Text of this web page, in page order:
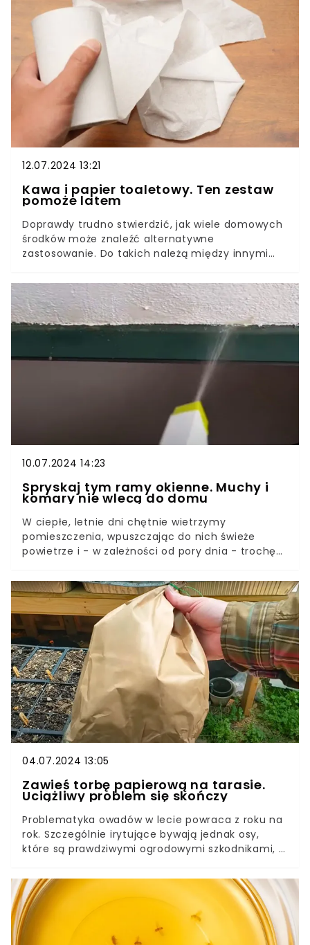
ich ukąszenia są nie tylko nieprzyjemne, ale i
swędzące.Na szczęście istnieją naturalne,
domowe sposoby na odstraszanie komarów,
które są bezpieczne zarówno dla nas, jak i
środowiska. Podzielę się z Wami sprawdzonymi
metodami, które pomogą Wam uporać się z tym
uciążliwym problemem.
12.07.2024 13:21
Kawa i papier toaletowy. Ten zestaw
pomoże latem
Doprawdy trudno stwierdzić, jak wiele domowych
środków może znaleźć alternatywne
zastosowanie. Do takich należą między innymi
zdecydowanie must have tego lata. Dzięki niemu
zapomnicie o przykrym problemie, który nachodzi
nas w każdym sezonie.
10.07.2024 14:23
Spryskaj tym ramy okienne. Muchy i
komary nie wlecą do domu
W ciepłe, letnie dni chętnie wietrzymy
pomieszczenia, wpuszczając do nich świeże
powietrze i - w zależności od pory dnia - trochę
owadów.Do domu chętnie wlatują muchy
zwabione zapachami żywności oraz komary
szukające pożywienia. Te insekty to prawdziwe
utrapienie. Jak skutecznie się ich pozbyć? Jest na
to jeden prosty sposób.
04.07.2024 13:05
Zawieś torbę papierową na tarasie.
Uciążliwy problem się skończy
Problematyka owadów w lecie powraca z roku na
rok. Szczególnie irytujące bywają jednak osy,
które są prawdziwymi ogrodowymi szkodnikami, a
owady.Istnieje jednak pewien prosty domowy
sposób na osy, który jest niezwykle skuteczny, a
przy tym aż zaskakująco tani. Do jego wykonania
wystarczy nam tylko papierowa torba.